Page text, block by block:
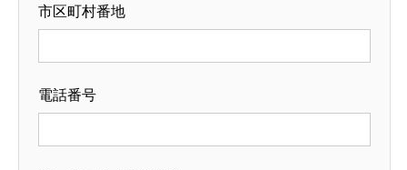
市区町村番地
電話番号